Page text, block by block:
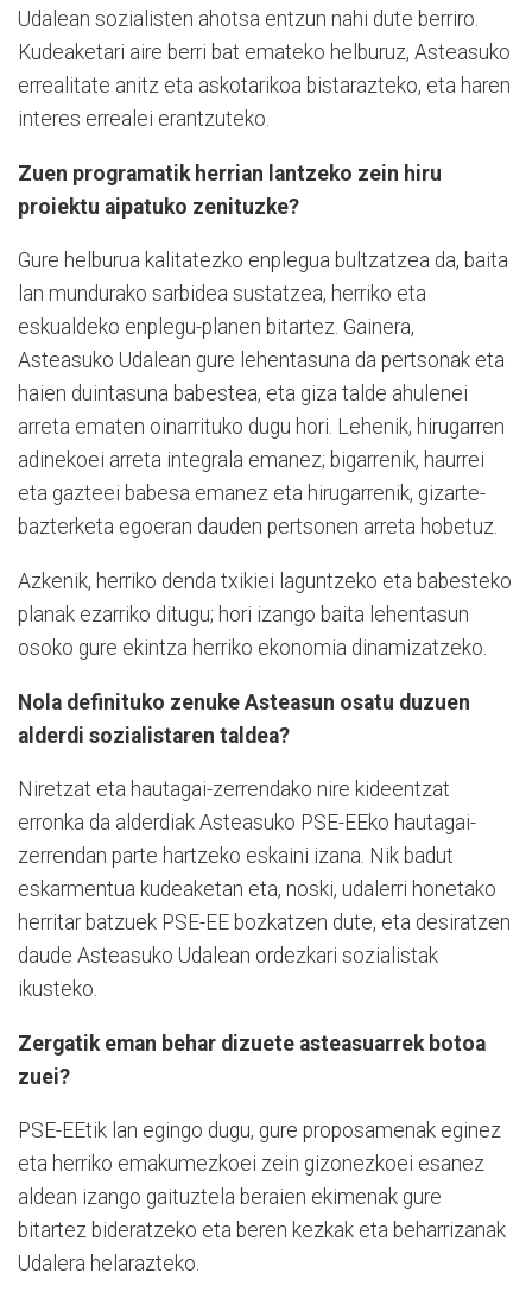
Udalean sozialisten ahotsa entzun nahi dute berriro.
Kudeaketari aire berri bat emateko helburuz, Asteasuko
errealitate anitz eta askotarikoa bistarazteko, eta haren
interes errealei erantzuteko.
Zuen programatik herrian lantzeko zein hiru
proiektu aipatuko zenituzke?
Gure helburua kalitatezko enplegua bultzatzea da, baita
lan mundurako sarbidea sustatzea, herriko eta
eskualdeko enplegu-planen bitartez. Gainera,
Asteasuko Udalean gure lehentasuna da pertsonak eta
haien duintasuna babestea, eta giza talde ahulenei
arreta ematen oinarrituko dugu hori. Lehenik, hirugarren
adinekoei arreta integrala emanez; bigarrenik, haurrei
eta gazteei babesa emanez eta hirugarrenik, gizarte-
bazterketa egoeran dauden pertsonen arreta hobetuz.
Azkenik, herriko denda txikiei laguntzeko eta babesteko
planak ezarriko ditugu; hori izango baita lehentasun
osoko gure ekintza herriko ekonomia dinamizatzeko.
Nola definituko zenuke Asteasun osatu duzuen
alderdi sozialistaren taldea?
Niretzat eta hautagai-zerrendako nire kideentzat
erronka da alderdiak Asteasuko PSE-EEko hautagai-
zerrendan parte hartzeko eskaini izana. Nik badut
eskarmentua kudeaketan eta, noski, udalerri honetako
herritar batzuek PSE-EE bozkatzen dute, eta desiratzen
daude Asteasuko Udalean ordezkari sozialistak
ikusteko.
Zergatik eman behar dizuete asteasuarrek botoa
zuei?
PSE-EEtik lan egingo dugu, gure proposamenak eginez
eta herriko emakumezkoei zein gizonezkoei esanez
aldean izango gaituztela beraien ekimenak gure
bitartez bideratzeko eta beren kezkak eta beharrizanak
Udalera helarazteko.